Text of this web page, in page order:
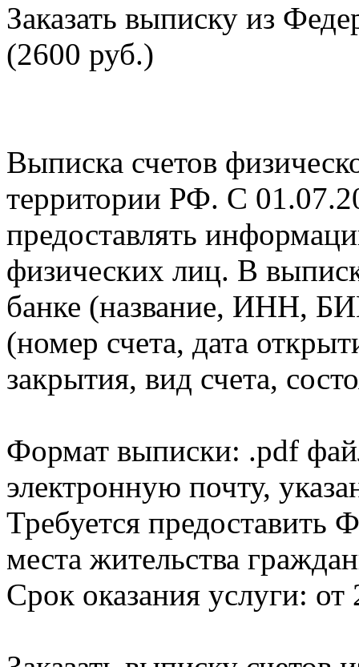
Заказать выписку из
(2600 руб.)
Выписка счетов
территории РФ. С
предоставлять
физических лиц. В
банке (название, ИНН,
(номер счета, дата
закрытия, вид счета,
Формат выписки: .pdf
электронную почту,
Требуется
места жительства
Срок оказания услуги: от